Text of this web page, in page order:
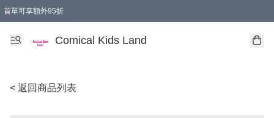
首單可享額外95折
Comical Kids Land
< 返回商品列表